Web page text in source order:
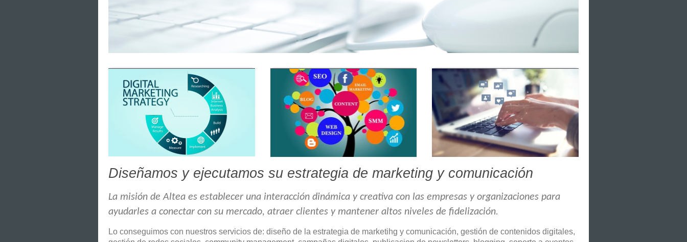
Diseñamos y ejecutamos su estrategia de marketing y comunicación
La misión de Altea es establecer una interacción dinámica y creativa con las empresas y organizaciones para
ayudarles a conectar con su mercado, atraer clientes y mantener altos niveles de fidelización.
Lo conseguimos con nuestros servicios de: diseño de la estrategia de marketihg y comunicación, gestión de contenidos digitales,